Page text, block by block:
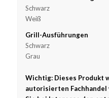
Schwarz
Weiß
Grill-Ausführungen
Schwarz
Grau
Wichtig: Dieses Produkt
autorisierten